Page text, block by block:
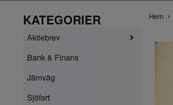
KATEGORIER
Aktiebrev
Bank & Finans
Järnväg
Sjöfart
Hem